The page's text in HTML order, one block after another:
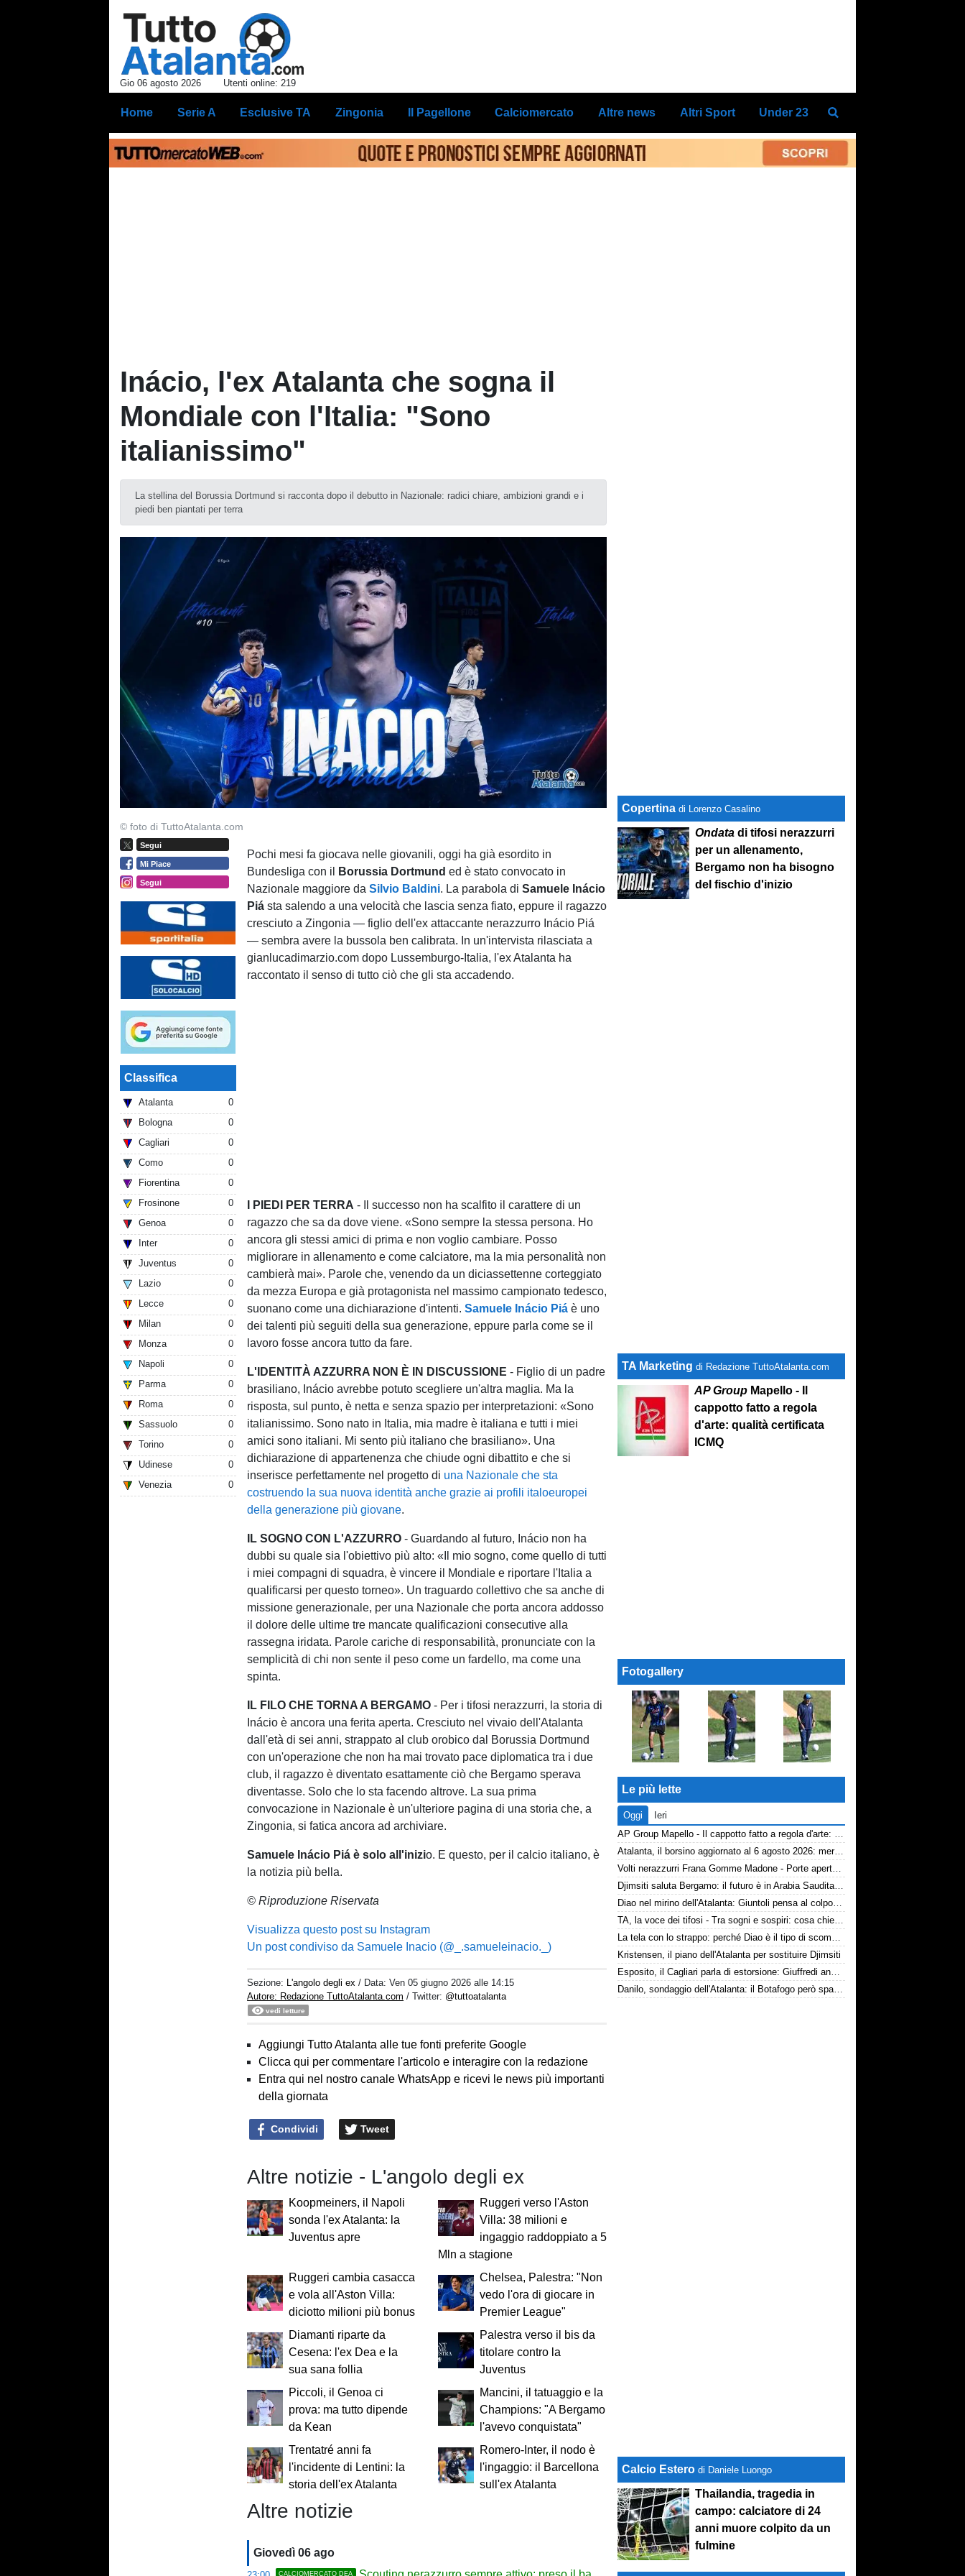
Gio 06 agosto 2026 Utenti online: 219
Home Serie A Esclusive TA Zingonia Il Pagellone Calciomercato Altre news Altri Sport Under 23
Inácio, l'ex Atalanta che sogna il
Mondiale con l'Italia: "Sono
italianissimo"
La stellina del Borussia Dortmund si racconta dopo il debutto in Nazionale: radici chiare, ambizioni grandi e i
piedi ben piantati per terra
© foto di TuttoAtalanta.com
Segui
Mi Piace
Segui
Classifica
Atalanta
0
Bologna
0
Cagliari
0
Como
0
Fiorentina
0
Frosinone
0
Genoa
0
Inter
0
Juventus
0
Lazio
0
Lecce
0
Milan
0
Monza
0
Napoli
0
Parma
0
Roma
0
Sassuolo
0
Torino
0
Udinese
0
Venezia
0
Pochi mesi fa giocava nelle giovanili, oggi ha già esordito in
Bundesliga con il
Borussia Dortmund ed è stato convocato in
Nazionale maggiore daSilvio Baldini. La parabola diSamuele Inácio
Piá sta salendo a una velocità che lascia senza fiato, eppure il ragazzo
cresciuto a Zingonia — figlio dell'ex attaccante nerazzurro Inácio Piá
— sembra avere la bussola ben calibrata. In un'intervista rilasciata a
gianlucadimarzio.com dopo Lussemburgo-Italia, l'ex Atalanta ha
raccontato il senso di tutto ciò che gli sta accadendo.
I PIEDI PER TERRA - Il successo non ha scalfito il carattere di un
ragazzo che sa da dove viene. «Sono sempre la stessa persona. Ho
ancora gli stessi amici di prima e non voglio cambiare. Posso
migliorare in allenamento e come calciatore, ma la mia personalità non
cambierà mai». Parole che, venendo da un diciassettenne corteggiato
da mezza Europa e già protagonista nel massimo campionato tedesco,
suonano come una dichiarazione d'intenti.Samuele Inácio Piá è uno
dei talenti più seguiti della sua generazione, eppure parla come se il
lavoro fosse ancora tutto da fare.
L'IDENTITÀ AZZURRA NON È IN DISCUSSIONE - Figlio di un padre
brasiliano, Inácio avrebbe potuto scegliere un'altra maglia. Ma la
risposta, sul punto, è netta e senza spazio per interpretazioni: «Sono
italianissimo. Sono nato in Italia, mia madre è italiana e tutti i miei
amici sono italiani. Mi sento più italiano che brasiliano». Una
dichiarazione di appartenenza che chiude ogni dibattito e che si
inserisce perfettamente nel progetto di una Nazionale che sta
costruendo la sua nuova identità anche grazie ai profili italoeuropei
della generazione più giovane.
IL SOGNO CON L'AZZURRO - Guardando al futuro, Inácio non ha
dubbi su quale sia l'obiettivo più alto: «Il mio sogno, come quello di tutti
i miei compagni di squadra, è vincere il Mondiale e riportare l'Italia a
qualificarsi per questo torneo». Un traguardo collettivo che sa anche di
missione generazionale, per una Nazionale che porta ancora addosso
il dolore delle ultime tre mancate qualificazioni consecutive alla
rassegna iridata. Parole cariche di responsabilità, pronunciate con la
semplicità di chi non sente il peso come un fardello, ma come una
spinta.
IL FILO CHE TORNA A BERGAMO - Per i tifosi nerazzurri, la storia di
Inácio è ancora una ferita aperta. Cresciuto nel vivaio dell'Atalanta
dall'età di sei anni, strappato al club orobico dal Borussia Dortmund
con un'operazione che non ha mai trovato pace diplomatica tra i due
club, il ragazzo è diventato esattamente ciò che Bergamo sperava
diventasse. Solo che lo sta facendo altrove. La sua prima
convocazione in Nazionale è un'ulteriore pagina di una storia che, a
Zingonia, si fatica ancora ad archiviare.
Samuele Inácio Piá è solo all'inizio. E questo, per il calcio italiano, è
la notizia più bella.
© Riproduzione Riservata
Visualizza questo post su Instagram
Un post condiviso da Samuele Inacio (@_.samueleinacio._)
Sezione: L'angolo degli ex / Data:Ven 05 giugno 2026 alle 14:15
Autore: Redazione TuttoAtalanta.com / Twitter: @tuttoatalanta
vedi letture
Aggiungi Tutto Atalanta alle tue fonti preferite Google
Clicca qui per commentare l'articolo e interagire con la redazione
Entra qui nel nostro canale WhatsApp e ricevi le news più importanti
della giornata
Condividi Tweet
Altre notizie - L'angolo degli ex
Koopmeiners, il Napoli
sonda l'ex Atalanta: la
Juventus apre
Ruggeri verso l'Aston
Villa: 38 milioni e
ingaggio raddoppiato a 5
Mln a stagione
Ruggeri cambia casacca
e vola all'Aston Villa:
diciotto milioni più bonus
Chelsea, Palestra: "Non
vedo l'ora di giocare in
Premier League"
Diamanti riparte da
Cesena: l'ex Dea e la
sua sana follia
Palestra verso il bis da
titolare contro la
Juventus
Piccoli, il Genoa ci
prova: ma tutto dipende
da Kean
Mancini, il tatuaggio e la
Champions: "A Bergamo
l'avevo conquistata"
Trentatré anni fa
l'incidente di Lentini: la
storia dell'ex Atalanta
Romero-Inter, il nodo è
l'ingaggio: il Barcellona
sull'ex Atalanta
Altre notizie
Giovedì 06 ago
CALCIOMERCATO DEA
Copertina di Lorenzo Casalino
Ondata di tifosi nerazzurri
per un allenamento,
Bergamo non ha bisogno
del fischio d'inizio
TA Marketing di Redazione TuttoAtalanta.com
AP Group Mapello - Il
cappotto fatto a regola
d'arte: qualità certificata
ICMQ
Fotogallery
Le più lette
Oggi
Ieri
AP Group Mapello - Il cappotto fatto a regola d'arte: qualità certificata ICMQ
Atalanta, il borsino aggiornato al 6 agosto 2026: mercato in entrata ancora in stand-by. Si lavora sulle cessioni
Volti nerazzurri Frana Gomme Madone - Porte aperte alla New Balance Arena: i volti dei tifosi della Dea
Djimsiti saluta Bergamo: il futuro è in Arabia Saudita! Tre milioni e firma biennale
Diao nel mirino dell'Atalanta: Giuntoli pensa al colpo dal Como
TA, la voce dei tifosi - Tra sogni e sospiri: cosa chiedono davvero i tifosi dell'Atalanta
La tela con lo strappo: perché Diao è il tipo di scommessa che Giuntoli ama
Kristensen, il piano dell'Atalanta per sostituire Djimsiti
Esposito, il Cagliari parla di estorsione: Giuffredi annuncia denuncia
Danilo, sondaggio dell'Atalanta: il Botafogo però spara alto
Calcio Estero di Daniele Luongo
Thailandia, tragedia in
campo: calciatore di 24
anni muore colpito da un
fulmine